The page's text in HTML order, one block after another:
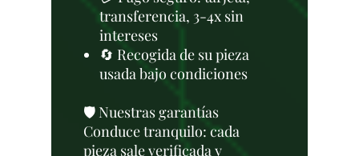
transferencia, 3-4x sin
intereses
🔄 Recogida de su pieza
usada bajo condiciones
🛡️ Nuestras garantías
Conduce tranquilo: cada
pieza sale verificada y